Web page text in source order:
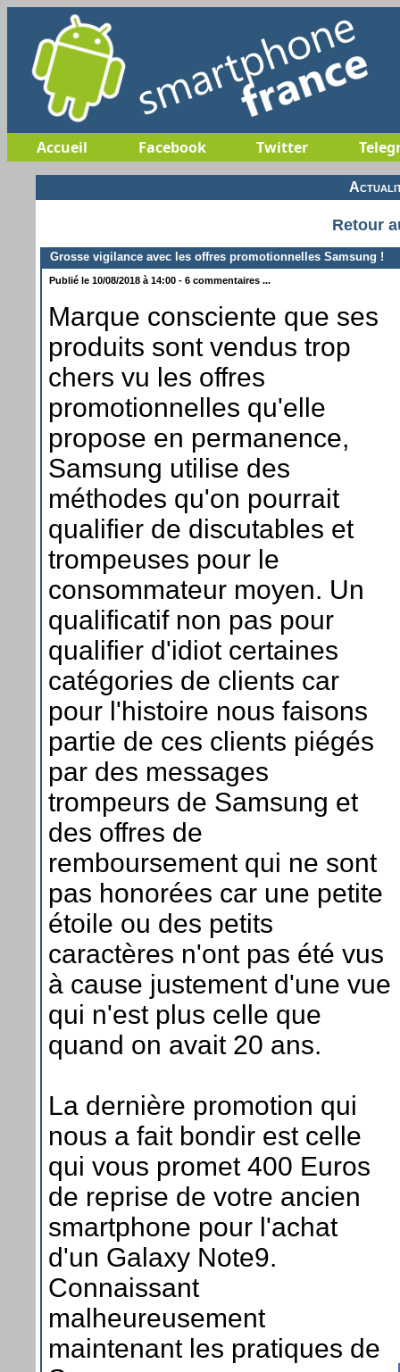
Accueil Facebook Twitter
Retour
Grosse vigilance avec les offres promotionnelles Samsung !
Publié le 10/08/2018 à 14:00 - 6 commentaires ...
Marque consciente que ses
produits sont vendus trop
chers vu les offres
promotionnelles qu'elle
propose en permanence,
Samsung utilise des
méthodes qu'on pourrait
qualifier de discutables et
trompeuses pour le
consommateur moyen. Un
qualificatif non pas pour
qualifier d'idiot certaines
catégories de clients car
pour l'histoire nous faisons
partie de ces clients piégés
par des messages
trompeurs de Samsung et
des offres de
remboursement qui ne sont
pas honorées car une petite
étoile ou des petits
caractères n'ont pas été vus
à cause justement d'une vue
qui n'est plus celle que
quand on avait 20 ans.
La dernière promotion qui
nous a fait bondir est celle
qui vous promet 400 Euros
de reprise de votre ancien
smartphone pour l'achat
d'un Galaxy Note9.
Connaissant
malheureusement
maintenant les pratiques de